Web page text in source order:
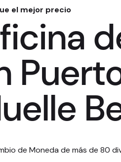
el mejor precio
de Moneda de más de 80